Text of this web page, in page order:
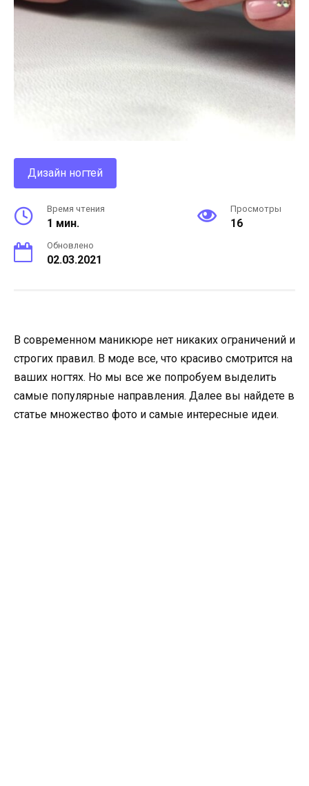
Дизайн ногтей
Время чтения
1 мин.
Просмотры
16
Обновлено
02.03.2021
В современном маникюре нет никаких ограничений и
строгих правил. В моде все, что красиво смотрится на
ваших ногтях. Но мы все же попробуем выделить
самые популярные направления. Далее вы найдете в
статье множество фото и самые интересные идеи.